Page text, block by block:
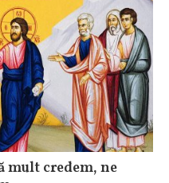
credem, ne